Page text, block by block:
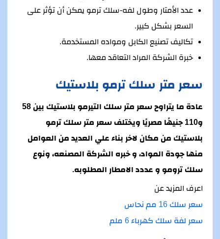
عدد الأمتار وطول لفه-سلك ترمو يمكن أن تؤثر على
السعر بشكل كبير.
تكاليف تصنيع الكابل ومواده المستخدمة.
خبرة الشركة المراد التعاقد معها.
سعر متر سلك ترمو بلاستيك
عادة ما يتراوح سعر متر سلك التيرمو بلاستيك بين 58
و110 جنيهًا مصريًا ويختلف سعر متر سلك ترمو
بلاستيك من مكان لاخر بناء علي العديد من العوامل
منها جودة المواد، و خبره الشركة المصنعه، ونوع
سلك ترومو و عددد الامطار المطلوبه.
اعرف المزيد عن
سعر سلك 16 مم نحاس
سعر لفة سلك كهرباء 6 ملم